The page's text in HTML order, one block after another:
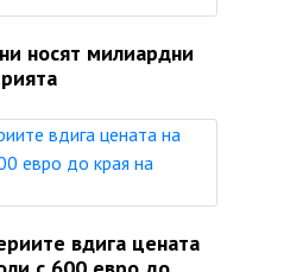
носят милиардни
вдига цената